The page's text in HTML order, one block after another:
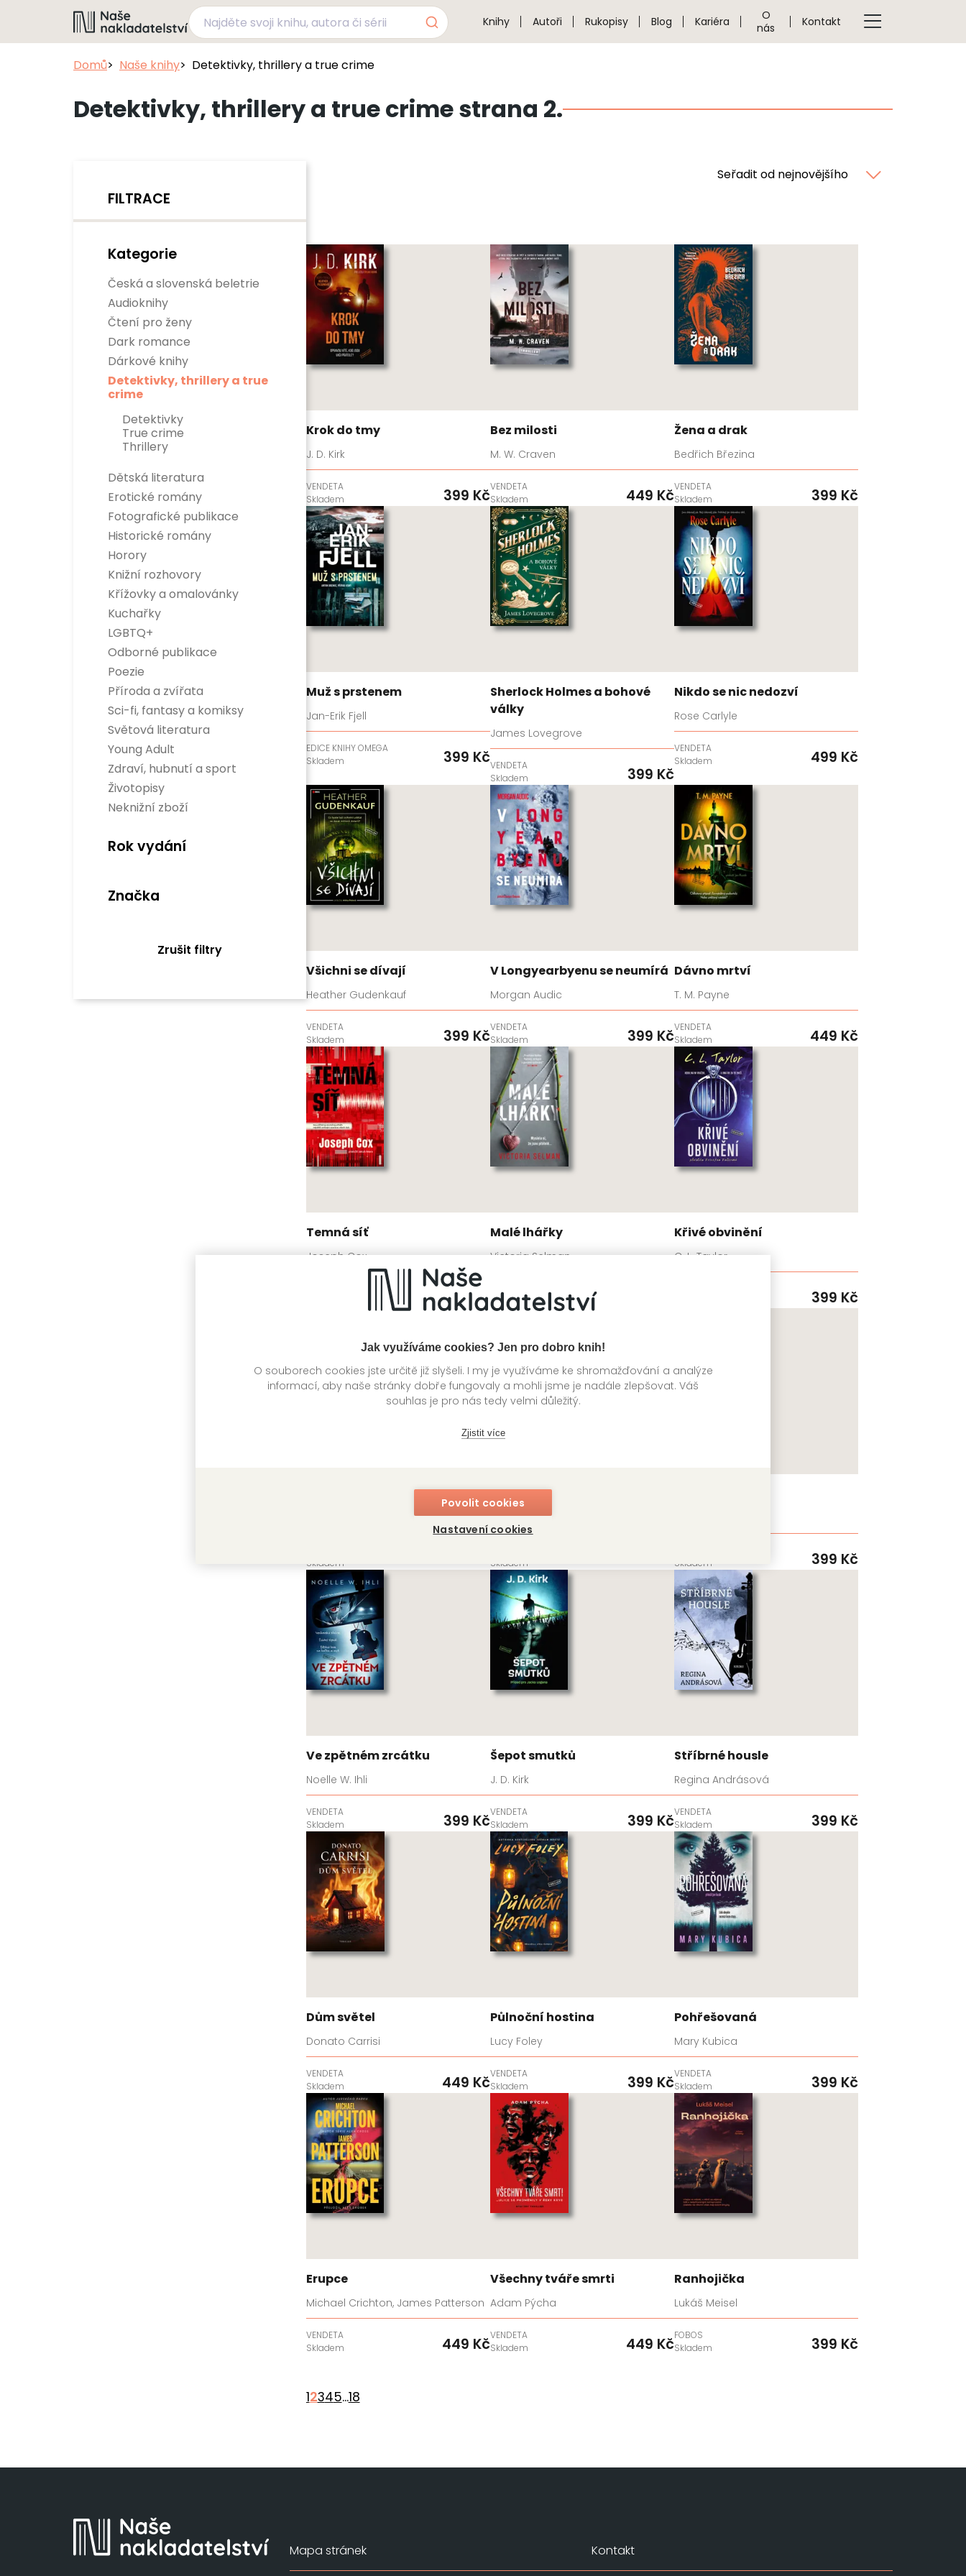
Jak využíváme cookies? Jen pro dobro knih!
O souborech cookies jste určitě již slyšeli. I my je využíváme ke shromažďování a analýze
informací, aby naše stránky dobře fungovaly a mohli jsme je nadále zlepšovat. Váš
souhlas je pro nás tedy velmi důležitý.
Zjistit více
Povolit cookies
Nastavení cookies
Knihy Autoři Rukopisy Blog Kariéra
O
nás
Kontakt
Domů Naše knihy Detektivky, thrillery a true crime
Detektivky, thrillery a true crime strana 2.
FILTRACE
Kategorie
Česká a slovenská beletrie
Audioknihy
Čtení pro ženy
Dark romance
Dárkové knihy
Detektivky, thrillery a true
crime
Detektivky
True crime
Thrillery
Dětská literatura
Dětská naučná
Dětská beletrie
Erotické romány
Fotografické publikace
Historické romány
Horory
Knižní rozhovory
Křížovky a omalovánky
Kuchařky
LGBTQ+
Odborné publikace
Esoterika a duchovní svět
Dítě, rodina a vztahy
Encyklopedie
Hobby
Osobnosti
Rozvoj osobnosti
Business a management
Populárně naučné
Historie
Poezie
Příroda a zvířata
Sci-fi, fantasy a komiksy
Sci-fi
Fantasy
Komiksy
Verneovky
Gamebooky
Manga
Světová literatura
Divadelní hry
Světová beletrie
Young Adult
Zdraví, hubnutí a sport
Sport
Zdraví a hubnutí
Životopisy
Neknižní zboží
Rok vydání
Značka
Zrušit filtry
Seřadit od nejnovějšího
Krok do tmy
J. D. Kirk
VENDETA
Skladem
399 Kč
Bez milosti
M. W. Craven
VENDETA
Skladem
449 Kč
Žena a drak
Bedřich Březina
VENDETA
Skladem
399 Kč
Muž s prstenem
Jan-Erik Fjell
EDICE KNIHY OMEGA
Skladem
399 Kč
Sherlock Holmes a bohové
války
James Lovegrove
VENDETA
Skladem
399 Kč
Nikdo se nic nedozví
Rose Carlyle
VENDETA
Skladem
499 Kč
Všichni se dívají
Heather Gudenkauf
VENDETA
Skladem
399 Kč
V Longyearbyenu se neumírá
Morgan Audic
VENDETA
Skladem
399 Kč
Dávno mrtví
T. M. Payne
VENDETA
Skladem
449 Kč
Temná síť
Joseph Cox
399 Kč
Malé lhářky
Victoria Selman
Skladem
Křivé obvinění
C. L. Taylor
399 Kč
Skladem
Šípková Růženka
Alex Smith
Skladem
Skladem
399 Kč
Ve zpětném zrcátku
Noelle W. Ihli
VENDETA
Skladem
399 Kč
Šepot smutků
J. D. Kirk
VENDETA
Skladem
399 Kč
Stříbrné housle
Regina Andrásová
VENDETA
Skladem
399 Kč
Dům světel
Donato Carrisi
VENDETA
Skladem
449 Kč
Půlnoční hostina
Lucy Foley
VENDETA
Skladem
399 Kč
Pohřešovaná
Mary Kubica
VENDETA
Skladem
399 Kč
Erupce
Michael Crichton, James Patterson
VENDETA
Skladem
449 Kč
Všechny tváře smrti
Adam Pýcha
VENDETA
Skladem
449 Kč
Ranhojička
Lukáš Meisel
FOBOS
Skladem
399 Kč
12345...18
Mapa stránek Kontakt